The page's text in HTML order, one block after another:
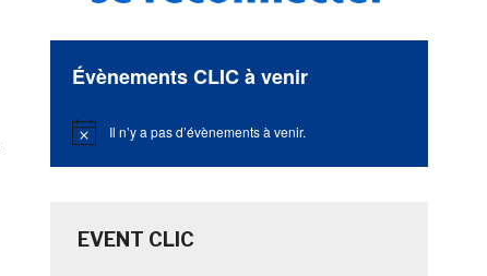
Évènements CLIC à venir
Notice Il n’y a pas d’évènements à venir.
EVENT CLIC